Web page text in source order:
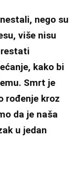
nego su
više nisu
kako bi
Smrt je
rođenje kroz
da je naša
u jedan